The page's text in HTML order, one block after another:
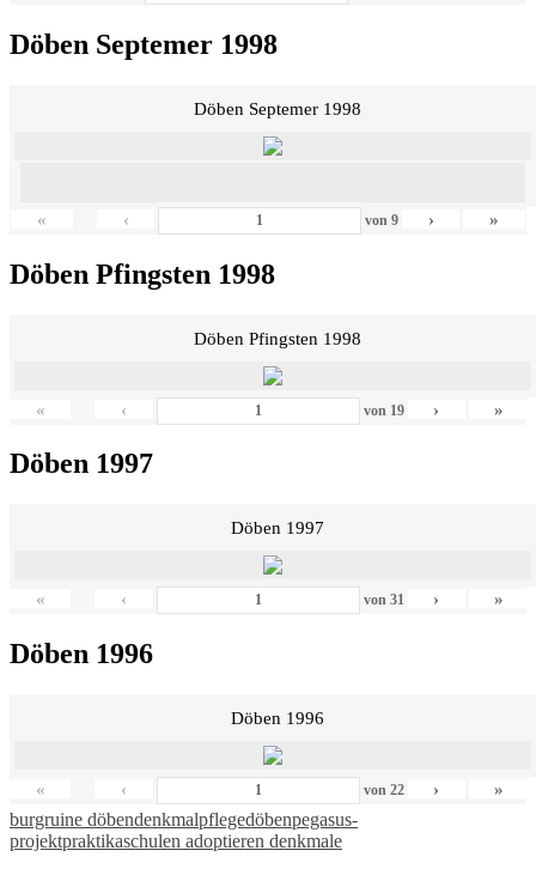
Döben Septemer 1998
Döben Septemer 1998
« ‹ von9 › »
Döben Pfingsten 1998
Döben Pfingsten 1998
« ‹ von 19 › »
Döben 1997
Döben 1997
« ‹ von 31 › »
Döben 1996
Döben 1996
« ‹ von 22 › »
burgruine döbendenkmalpflegedöbenpegasus-
projektpraktikaschulen adoptieren denkmale